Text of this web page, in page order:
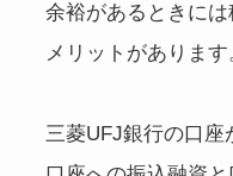
余裕があるときに
メリットがあります
三菱UFJ銀行の口座